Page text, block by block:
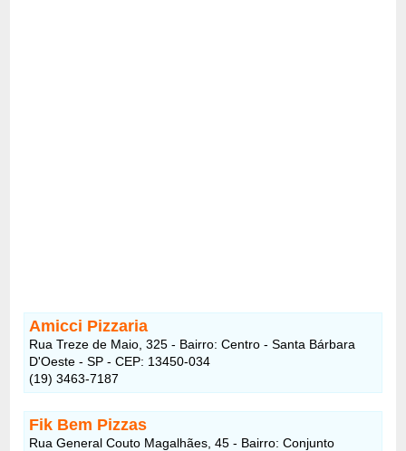
Amicci Pizzaria
Rua Treze de Maio, 325 - Bairro: Centro - Santa Bárbara
D'Oeste - SP - CEP: 13450-034
(19) 3463-7187
Fik Bem Pizzas
Rua General Couto Magalhães, 45 - Bairro: Conjunto